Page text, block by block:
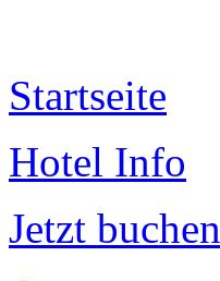
Startseite
Hotel Info
Jetzt buchen